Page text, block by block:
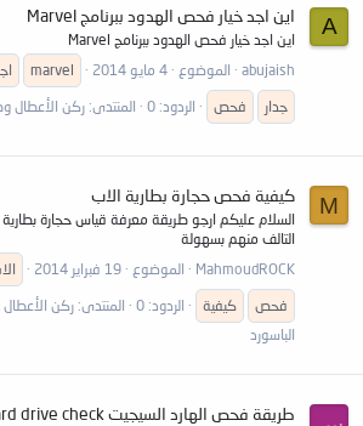
A اين اجد خيار فحص الهدود ببرنامج Marvel
اين اجد خيار فحص الهدود ببرنامج Marvel
abujaish
الموضوع 4 مايو 2014 marvel
جدار
فحص الردود: 0 المنتدى: ركن الأعطال
M كيفية فحص حجارة بطارية الاب
السلام عليكم ارجو طريقة معرفة قياس حجارة
التالف منهم بسهولة
MahmoudROCK
الموضوع 19 فبراير 2014
فحص
كيفية الردود: 0 المنتدى: ركن
الباسورد
طريقة فحص الهارد السيجيت pc3000 udma Basic hard drive check